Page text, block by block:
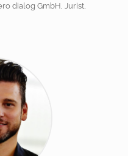
dialog GmbH, Jurist,